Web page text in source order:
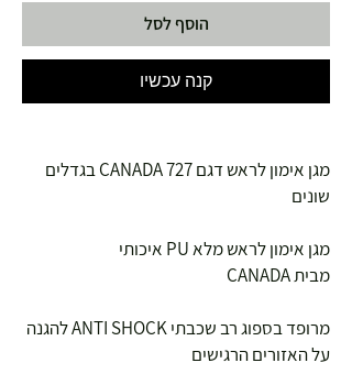
הוסף לסל
קנה עכשיו
מגן אימון לראש דגם CANADA 727 בגדלים
שונים
מגן אימון לראש מלא PU איכותי
מבית CANADA
מרופד בספוג רב שכבתי ANTI SHOCK להגנה
על האזורים הרגישים